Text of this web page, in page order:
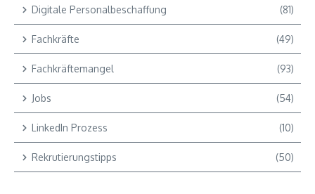
Digitale Personalbeschaffung (81)
Fachkräfte (49)
Fachkräftemangel (93)
Jobs (54)
LinkedIn Prozess (10)
Rekrutierungstipps (50)